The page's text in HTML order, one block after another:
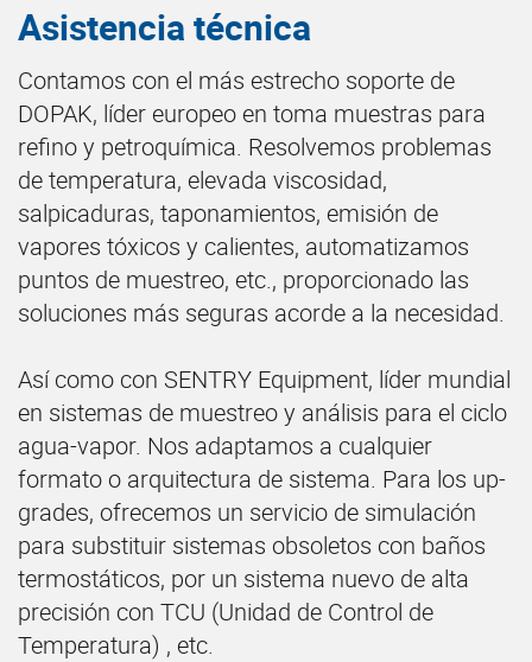
Asistencia técnica
Contamos con el más estrecho soporte de
DOPAK, líder europeo en toma muestras para
refino y petroquímica. Resolvemos problemas
de temperatura, elevada viscosidad,
salpicaduras, taponamientos, emisión de
vapores tóxicos y calientes, automatizamos
puntos de muestreo, etc., proporcionado las
soluciones más seguras acorde a la necesidad.
Así como con SENTRY Equipment, líder mundial
en sistemas de muestreo y análisis para el ciclo
agua-vapor. Nos adaptamos a cualquier
formato o arquitectura de sistema. Para los up-
grades, ofrecemos un servicio de simulación
para substituir sistemas obsoletos con baños
termostáticos, por un sistema nuevo de alta
precisión con TCU (Unidad de Control de
Temperatura) , etc.